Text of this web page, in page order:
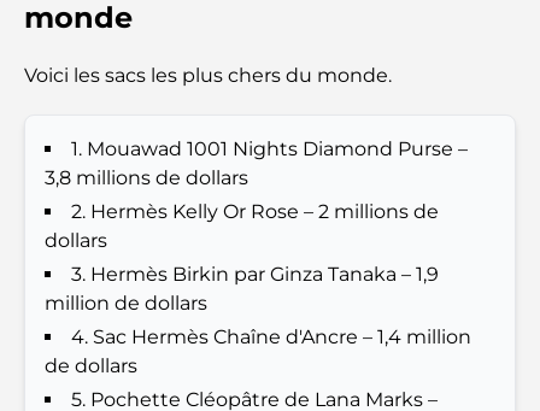
Investors and Residents
Best Schools in Downtown Dubai: A Guide for
Families
Que faire à Dubaï en été : le guide ultime pour
présents attentionnés et intemporels
monde
Voici les sacs les plus chers du monde.
1. Mouawad 1001 Nights Diamond Purse –
3,8 millions de dollars
2. Hermès Kelly Or Rose – 2 millions de
dollars
3. Hermès Birkin par Ginza Tanaka – 1,9
million de dollars
4. Sac Hermès Chaîne d'Ancre – 1,4 million
de dollars
5. Pochette Cléopâtre de Lana Marks –